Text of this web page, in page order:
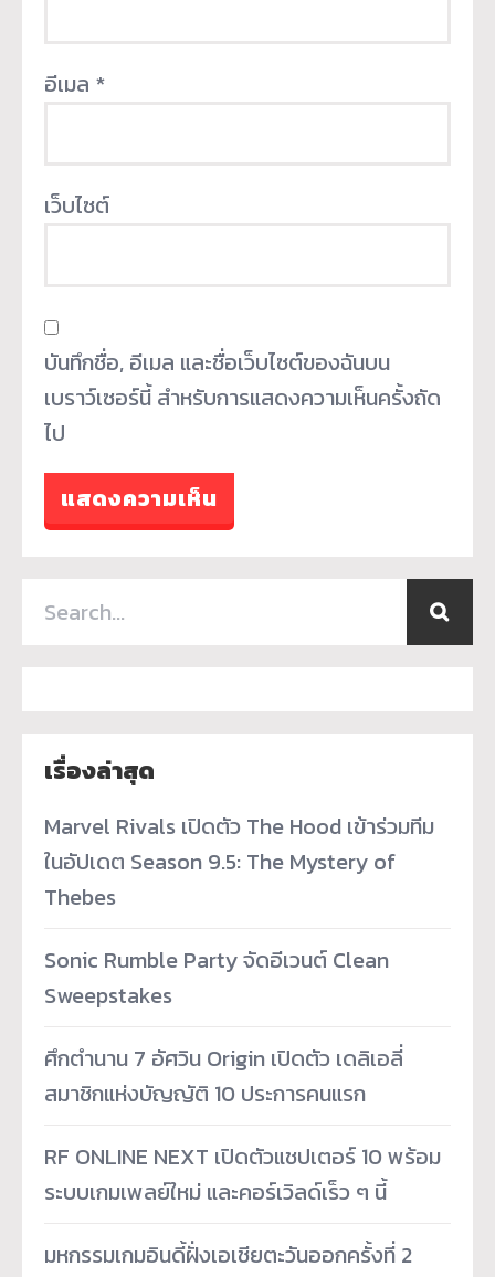
อีเมล *
เว็บไซต์
บันทึกชื่อ, อีเมล และชื่อเว็บไซต์ของฉันบน
เบราว์เซอร์นี้ สำหรับการแสดงความเห็นครั้งถัด
ไป
เรื่องล่าสุด
Marvel Rivals เปิดตัว The Hood เข้าร่วมทีม
ในอัปเดต Season 9.5: The Mystery of
Thebes
Sonic Rumble Party จัดอีเวนต์ Clean
Sweepstakes
ศึกตำนาน 7 อัศวิน Origin เปิดตัว เดลิเอลี่
สมาชิกแห่งบัญญัติ 10 ประการคนแรก
RF ONLINE NEXT เปิดตัวแชปเตอร์ 10 พร้อม
ระบบเกมเพลย์ใหม่ และคอร์เวิลด์เร็ว ๆ นี้
มหกรรมเกมอินดี้ฝั่งเอเชียตะวันออกครั้งที่ 2